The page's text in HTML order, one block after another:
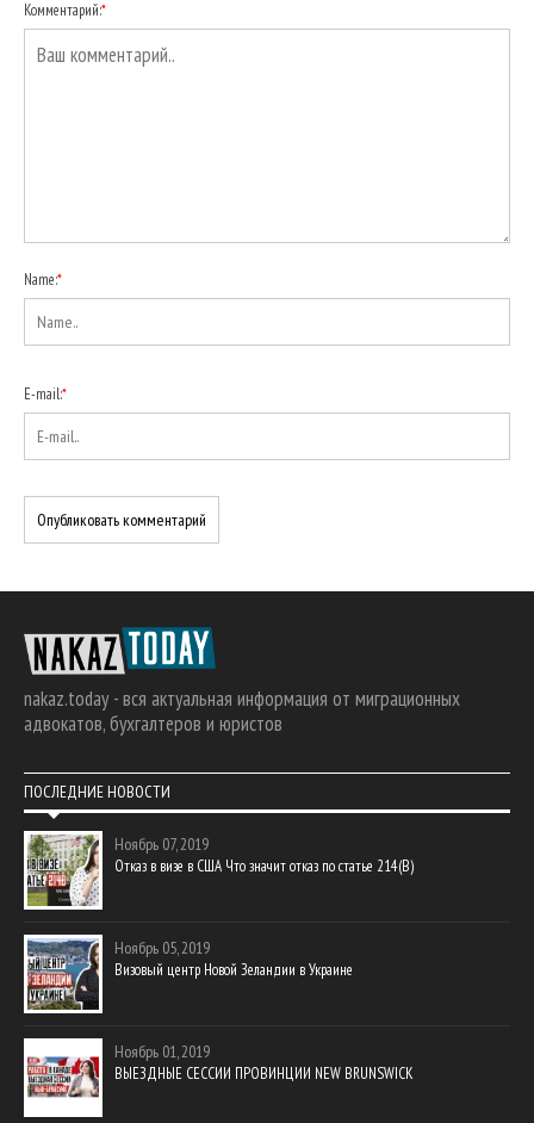
Комментарий:*
Name:*
E-mail:*
nakaz.today - вся актуальная информация от миграционных
адвокатов, бухгалтеров и юристов
ПОСЛЕДНИЕ НОВОСТИ
Ноябрь 07, 2019
Отказ в визе в США Что значит отказ по статье 214(В)
Ноябрь 05, 2019
Визовый центр Новой Зеландии в Украине
Ноябрь 01, 2019
ВЫЕЗДНЫЕ СЕССИИ ПРОВИНЦИИ NEW BRUNSWICK